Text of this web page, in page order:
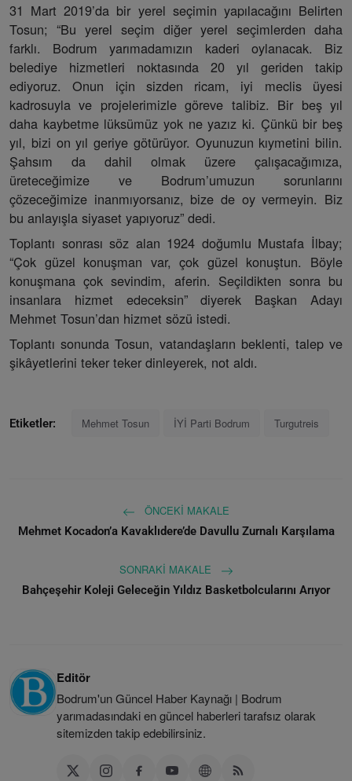
31 Mart 2019’da bir yerel seçimin yapılacağını Belirten
Tosun; “Bu yerel seçim diğer yerel seçimlerden daha
farklı. Bodrum yarımadamızın kaderi oylanacak. Biz
belediye hizmetleri noktasında 20 yıl geriden takip
ediyoruz. Onun için sizden ricam, iyi meclis üyesi
kadrosuyla ve projelerimizle göreve talibiz. Bir beş yıl
daha kaybetme lüksümüz yok ne yazız ki. Çünkü bir beş
yıl, bizi on yıl geriye götürüyor. Oyunuzun kıymetini bilin.
Şahsım da dahil olmak üzere çalışacağımıza,
üreteceğimize ve Bodrum’umuzun sorunlarını
çözeceğimize inanmıyorsanız, bize de oy vermeyin. Biz
bu anlayışla siyaset yapıyoruz” dedi.
Toplantı sonrası söz alan 1924 doğumlu Mustafa İlbay;
“Çok güzel konuşman var, çok güzel konuştun. Böyle
konuşmana çok sevindim, aferin. Seçildikten sonra bu
insanlara hizmet edeceksin” diyerek Başkan Adayı
Mehmet Tosun’dan hizmet sözü istedi.
Toplantı sonunda Tosun, vatandaşların beklenti, talep ve
şikâyetlerini teker teker dinleyerek, not aldı.
Etiketler: Mehmet Tosun İYİ Parti Bodrum Turgutreis
ÖNCEKI MAKALE
Mehmet Kocadon’a Kavaklıdere’de Davullu Zurnalı Karşılama
SONRAKI MAKALE
Bahçeşehir Koleji Geleceğin Yıldız Basketbolcularını Arıyor
Editör
Bodrum'un Güncel Haber Kaynağı | Bodrum
yarımadasındaki en güncel haberleri tarafsız olarak
sitemizden takip edebilirsiniz.